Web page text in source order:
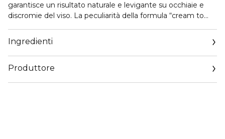
garantisce un risultato naturale e levigante su occhiaie e
discromie del viso. La peculiarità della formula “cream to
avvenuta asciugatura del prodotto. Tra gli ingredienti inseriti
all’interno troviamo agenti naturali attivi; un complesso di
jojoba, mimosa e cere di girasole che contribuiscono a
garantire un maggiore aspetto disteso e tonificato su pelle.
Ingredienti
Produttore